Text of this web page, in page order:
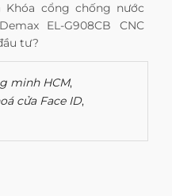
Khóa cổng chống nước
EL-G908CB CNC
tư?
minh HCM,
cửa Face ID,